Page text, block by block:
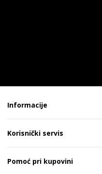
Informacije
Korisnički servis
Pomoć pri kupovini